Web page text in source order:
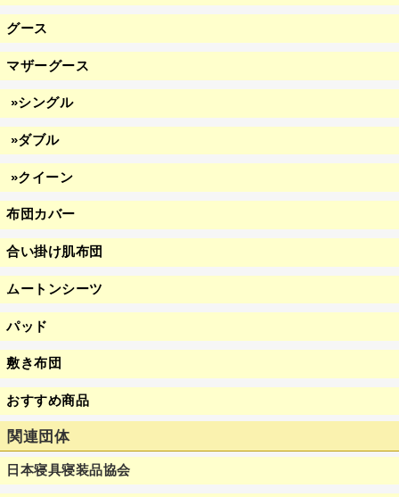
グース
マザーグース
»シングル
»ダブル
»クイーン
布団カバー
合い掛け肌布団
ムートンシーツ
パッド
敷き布団
おすすめ商品
関連団体
日本寝具寝装品協会